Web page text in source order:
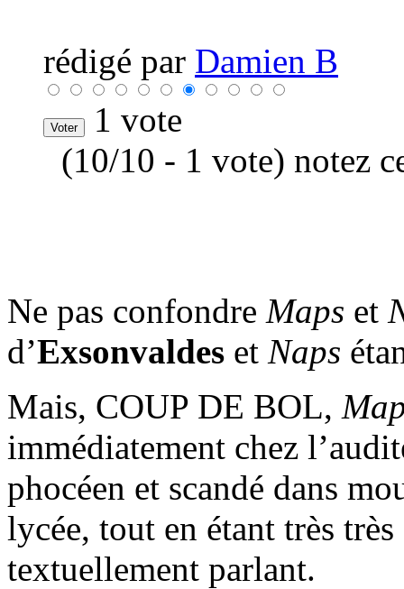
rédigé par Damien B
1 vote
(10/10 - 1 vote) notez
Ne pas confondre Maps et
d’Exsonvaldes et Naps
Mais, COUP DE BOL,
immédiatement chez
phocéen et scandé dans
lycée, tout en étant très
textuellement parlant.